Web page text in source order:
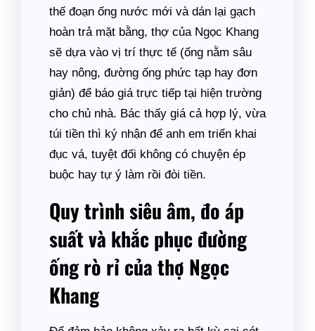
thế đoạn ống nước mới và dán lại gạch
hoàn trả mặt bằng, thợ của Ngọc Khang
sẽ dựa vào vị trí thực tế (ống nằm sâu
hay nông, đường ống phức tạp hay đơn
giản) để báo giá trực tiếp tại hiện trường
cho chủ nhà. Bác thấy giá cả hợp lý, vừa
túi tiền thì ký nhận để anh em triển khai
đục vá, tuyệt đối không có chuyện ép
buộc hay tự ý làm rồi đòi tiền.
Quy trình siêu âm, đo áp
suất và khắc phục đường
ống rò rỉ của thợ Ngọc
Khang